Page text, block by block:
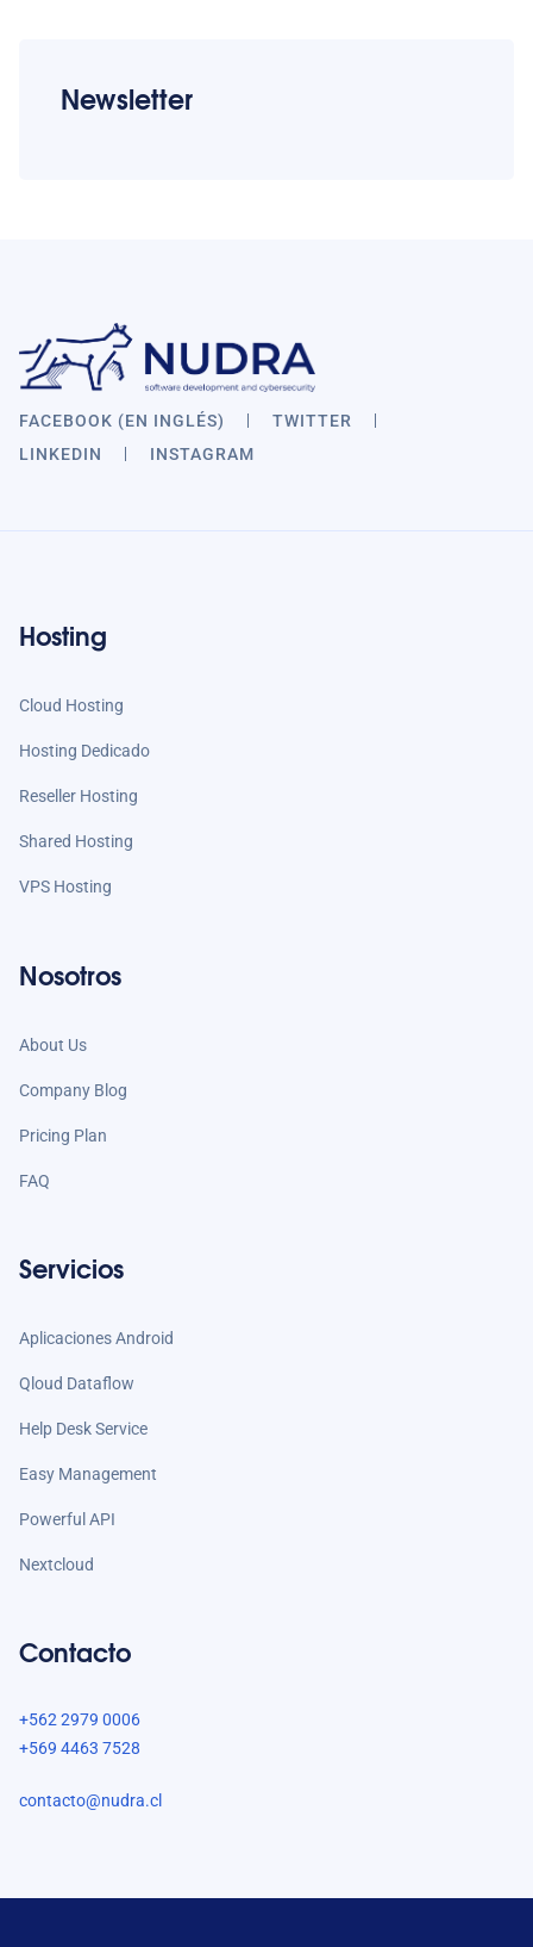
Newsletter
FACEBOOK (EN INGLÉS)
TWITTER
LINKEDIN
INSTAGRAM
Hosting
Cloud Hosting
Hosting Dedicado
Reseller Hosting
Shared Hosting
VPS Hosting
Nosotros
About Us
Company Blog
Pricing Plan
FAQ
Servicios
Aplicaciones Android
Qloud Dataflow
Help Desk Service
Easy Management
Powerful API
Nextcloud
Contacto
+562 2979 0006
+569 4463 7528
contacto@nudra.cl